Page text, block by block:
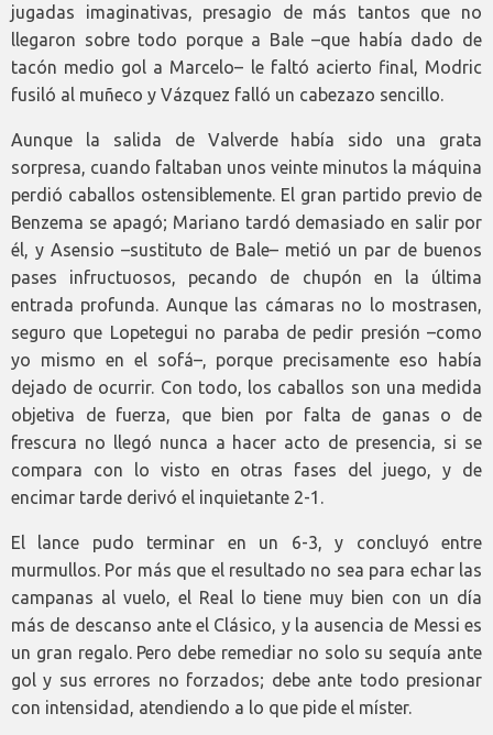
jugadas imaginativas, presagio de más tantos que no
llegaron sobre todo porque a Bale –que había dado de
tacón medio gol a Marcelo– le faltó acierto final, Modric
fusiló al muñeco y Vázquez falló un cabezazo sencillo.
Aunque la salida de Valverde había sido una grata
sorpresa, cuando faltaban unos veinte minutos la máquina
perdió caballos ostensiblemente. El gran partido previo de
Benzema se apagó; Mariano tardó demasiado en salir por
él, y Asensio –sustituto de Bale– metió un par de buenos
pases infructuosos, pecando de chupón en la última
entrada profunda. Aunque las cámaras no lo mostrasen,
seguro que Lopetegui no paraba de pedir presión –como
yo mismo en el sofá–, porque precisamente eso había
dejado de ocurrir. Con todo, los caballos son una medida
objetiva de fuerza, que bien por falta de ganas o de
frescura no llegó nunca a hacer acto de presencia, si se
compara con lo visto en otras fases del juego, y de
encimar tarde derivó el inquietante 2-1.
El lance pudo terminar en un 6-3, y concluyó entre
murmullos. Por más que el resultado no sea para echar las
campanas al vuelo, el Real lo tiene muy bien con un día
más de descanso ante el Clásico, y la ausencia de Messi es
un gran regalo. Pero debe remediar no solo su sequía ante
gol y sus errores no forzados; debe ante todo presionar
con intensidad, atendiendo a lo que pide el míster.